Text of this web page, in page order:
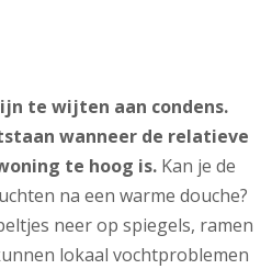
te wijten aan condens.
wanneer de relatieve
te hoog is. Kan je de
na een warme douche?
neer op spiegels, ramen
lokaal vochtproblemen